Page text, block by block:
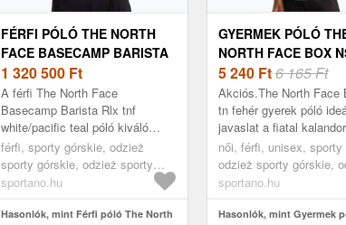
FÉRFI PÓLÓ THE NORTH
FACE BASECAMP BARISTA
RLX TNF WHITE/PACIFIC
TEAL (BASECAMP BARISTA
RLX NF0A8JAAVD91)
1 320 500 Ft
A férfi The North Face
Basecamp Barista Rlx tnf
white/pacific teal póló kiváló
választás azok számára, akik a
kényelmet és a stílust értékelik a
mi...
férfi, sporty górskie, odzież
sporty górskie, odzież sporty
górskie koszulka, fehér
sportano.hu
Hasonlók, mint Férfi póló The North
GYERMEK PÓLÓ
NORTH FACE BOX
WHITE (BOX NSE
SS NF0A8EFNFN41)
5 240 Ft6 165 Ft
Akciós.The North Face
tn fehér gyerek póló
javaslat a fiatal
számára a szabadban.
minőségű pamutból
amely biztos...
női, férfi, unisex, sporty
odzież sporty górskie,
sporty górskie
sportano.hu
Hasonlók, mint Gyermek